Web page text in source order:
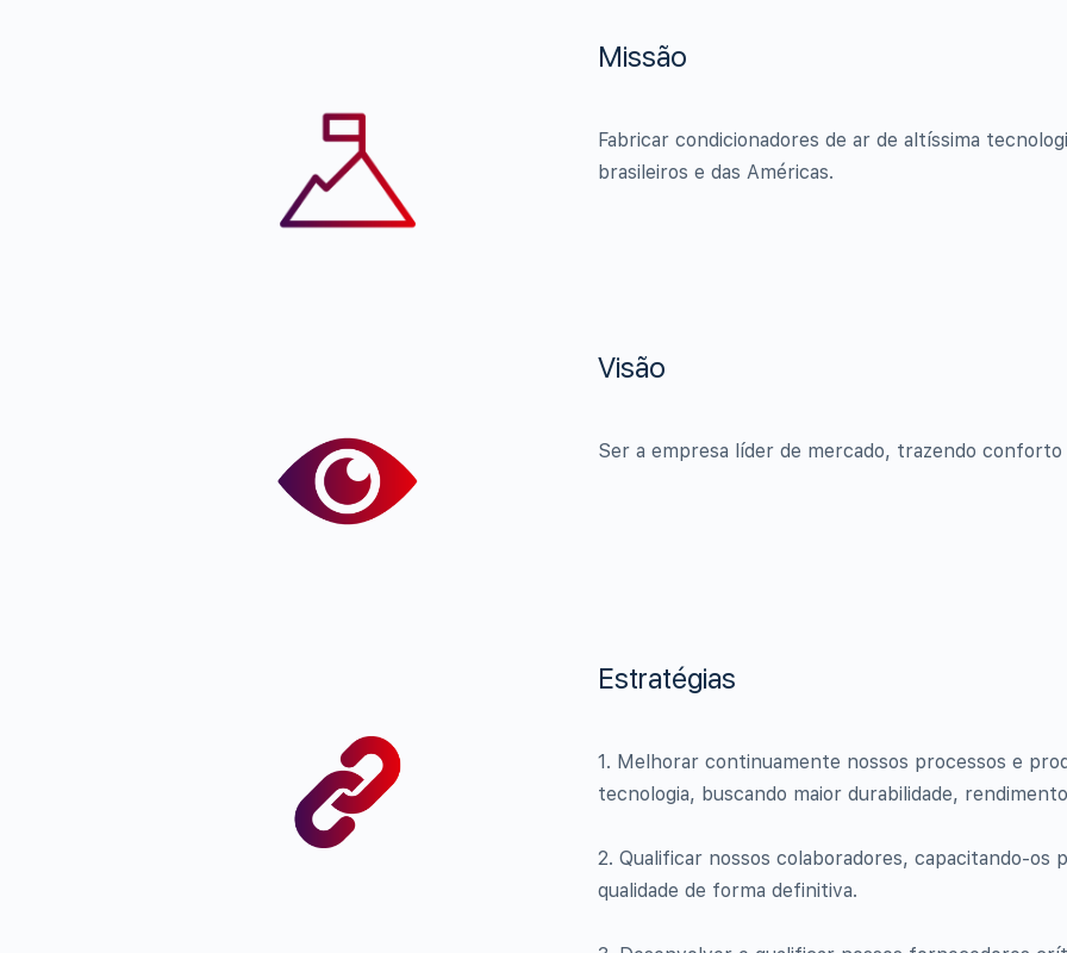
Missão
Fabricar condicionadores de ar de altíssima
brasileiros e das Américas.
Visão
Ser a empresa líder de mercado, trazendo conforto
Estratégias
1. Melhorar continuamente nossos processos e
tecnologia, buscando maior durabilidade,
2. Qualificar nossos colaboradores, capacitando-os
qualidade de forma definitiva.